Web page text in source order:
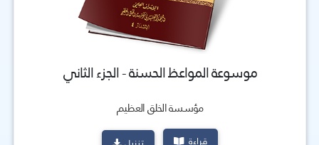
موسوعة المواعظ الحسنة - الجزء الثاني
مؤسسة الخلق العظيم
قراءة